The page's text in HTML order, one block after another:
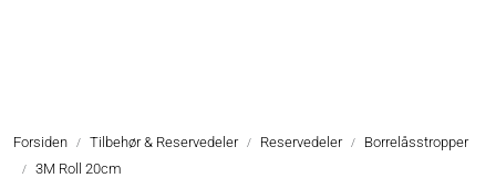
Forsiden Tilbehør & Reservedeler Reservedeler
Borrelåsstropper
3M Roll 20cm
Hjelmlykter